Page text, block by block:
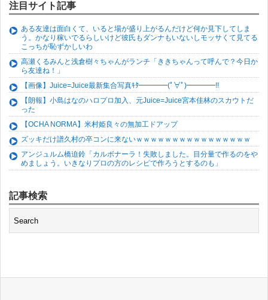
注目サイト記事
ある友達は面白くて、いると場が盛り上がるんだけど何か見下してしま
う。かなり稼いでるらしいけど彼氏もダンナもいないしモッサくて見てる
こっちが恥ずかしいわ
高瀬くるみんと浅倉樹々ちゃんがランチ「ききちゃんって呼んで？今日か
ら友達ね！」
【画像】Juice=Juice最新集合写真ｷﾀ━━━━(ﾟ∀ﾟ)━━━━!!
【朗報】小島はなのハロプロ加入、元Juice=Juice宮本佳林のスカウトだ
った
【OCHA NORMA】米村姫良々の無加工ドアップ
ズッキだけ譜久村の卒コンに来ないｗｗｗｗｗｗｗｗｗｗｗｗｗｗｗｗ
アンジュルム橋迫鈴「カルボナーラ！失敗しました。目分量で作るのをや
めましょう。いきなりプロの方のレシピで作ろうとするのも」
記事検索